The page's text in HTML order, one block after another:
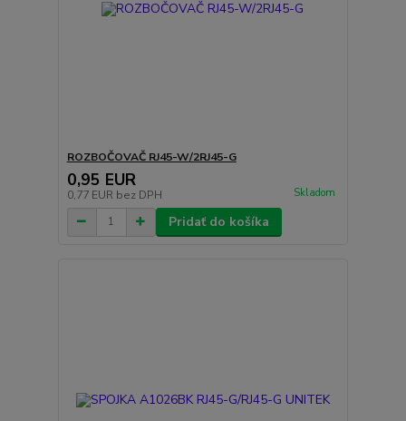
ROZBOČOVAČ RJ45-W/2RJ45-G
0,95 EUR
0,77 EUR bez DPH Skladom
Pridať do košíka